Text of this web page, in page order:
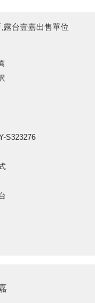
露台壹嘉出售單位
S323276